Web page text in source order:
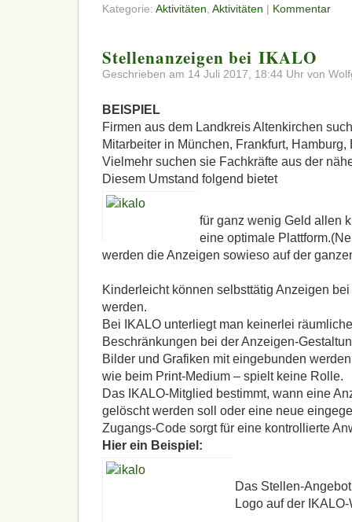
Kategorie: Aktivitäten Aktivitäten | Kommentar
Stellenanzeigen bei IKALO
Geschrieben am 14 Juli 2017, 18:44 Uhr von
BEISPIEL
Firmen aus dem Landkreis Altenkirchen
Mitarbeiter in München, Frankfurt,
Vielmehr suchen sie Fachkräfte aus der
Diesem Umstand folgend bietet
für ganz wenig Geld allen
eine optimale
werden die Anzeigen sowieso auf der
Kinderleicht können selbsttätig Anzeigen bei
werden.
Bei
IKALO unterliegt man keinerlei
Beschränkungen bei der Anzeigen-
Bilder und Grafiken mit eingebunden
wie beim Print-Medium – spielt keine Rolle.
Das IKALO-Mitglied bestimmt, wann eine
gelöscht werden soll oder eine neue
Zugangs-Code sorgt für eine kontrollierte
Hier ein Beispiel:
Das Stellen-
Logo auf der IKALO-